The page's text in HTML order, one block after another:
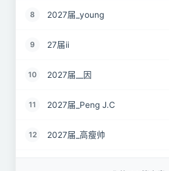
8 2027届_young
9 27届ii
10 2027届__因
11 2027届_Peng J.C
12 2027届_高瘦帅